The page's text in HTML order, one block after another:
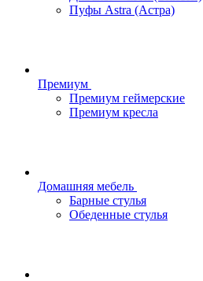
Пуфы Astra (Астра)
Премиум
Премиум геймерские
Премиум кресла
Домашняя мебель
Барные стулья
Обеденные стулья